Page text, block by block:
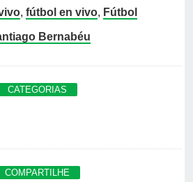
, fútbol en vivo, Fútbol
Bernabéu
CATEGORIAS
COMPARTILHE